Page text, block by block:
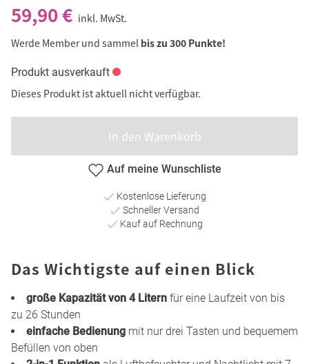
59,90 € inkl. MwSt.
Werde Member und sammel bis zu 300 Punkte!
Produkt ausverkauft
Dieses Produkt ist aktuell nicht verfügbar.
In den Warenkorb
Auf meine Wunschliste
Kostenlose Lieferung
Schneller Versand
Kauf auf Rechnung
Das Wichtigste auf einen Blick
große Kapazität von 4 Litern für eine Laufzeit von bis
zu 26 Stunden
einfache Bedienung mit nur drei Tasten und bequemem
Befüllen von oben